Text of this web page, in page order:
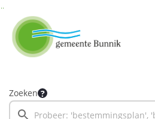
Zoeken